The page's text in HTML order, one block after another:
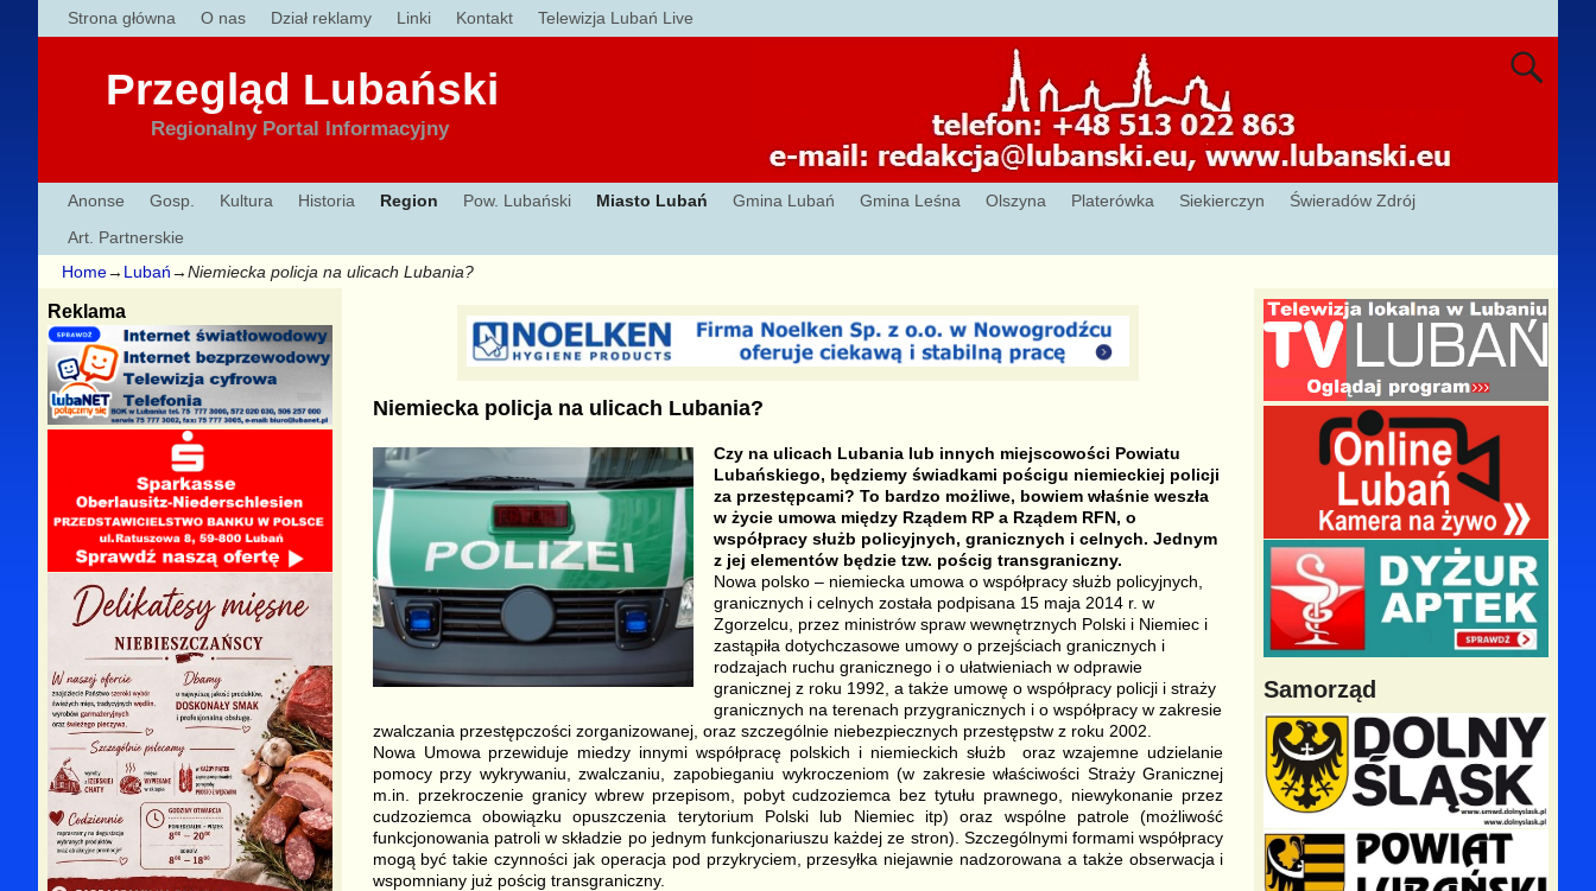
Strona główna O nas Dział reklamy Linki Kontakt Telewizja Lubań Live
Przegląd Lubański
Regionalny Portal Informacyjny
Anonse Gosp. Kultura Historia Region Pow. Lubański Miasto Lubań Gmina Lubań Gmina Leśna Olszyna Platerówka Siekierczyn
Świeradów Zdrój
Art. Partnerskie
Home→ Lubań→Niemiecka policja na ulicach Lubania?
Niemiecka policja na ulicach Lubania?
Czy na ulicach Lubania lub innych miejscowości Powiatu
Lubańskiego, będziemy świadkami pościgu niemieckiej policji
za przestępcami? To bardzo możliwe, bowiem właśnie weszła
w życie umowa między Rządem RP a Rządem RFN, o
współpracy służb policyjnych, granicznych i celnych. Jednym
z jej elementów będzie tzw. pościg transgraniczny.
Nowa polsko – niemiecka umowa o współpracy służb policyjnych,
granicznych i celnych została podpisana 15 maja 2014 r. w
Zgorzelcu, przez ministrów spraw wewnętrznych Polski i Niemiec i
zastąpiła dotychczasowe umowy o przejściach granicznych i
rodzajach ruchu granicznego i o ułatwieniach w odprawie
granicznej z roku 1992, a także umowę o współpracy policji i straży
granicznych na terenach przygranicznych i o współpracy w zakresie
zwalczania przestępczości zorganizowanej, oraz szczególnie niebezpiecznych przestępstw z roku 2002.
Nowa Umowa przewiduje miedzy innymi współpracę polskich i niemieckich służb oraz wzajemne udzielanie
pomocy przy wykrywaniu, zwalczaniu, zapobieganiu wykroczeniom (w zakresie właściwości Straży Granicznej
m.in. przekroczenie granicy wbrew przepisom, pobyt cudzoziemca bez tytułu prawnego, niewykonanie przez
cudzoziemca obowiązku opuszczenia terytorium Polski lub Niemiec itp) oraz wspólne patrole (możliwość
funkcjonowania patroli w składzie po jednym funkcjonariuszu każdej ze stron). Szczególnymi formami współpracy
mogą być takie czynności jak operacja pod przykryciem, przesyłka niejawnie nadzorowana a także obserwacja i
wspomniany już pościg transgraniczny.
Reklama
Samorząd